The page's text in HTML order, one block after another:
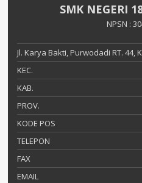
SMK NEGERI
NPSN :
Jl. Karya Bakti, Purwodadi RT. 44,
KEC.
KAB.
PROV.
KODE POS
TELEPON
FAX
EMAIL